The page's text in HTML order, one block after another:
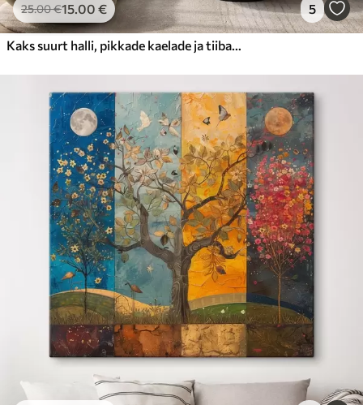
25.00€15.00 € 5
Kaks suurt halli, pikkade kaelade ja tiibadega kraanat, mis seisavad puudest ümbritsetud udujärves